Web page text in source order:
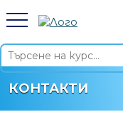
КОНТАКТИ